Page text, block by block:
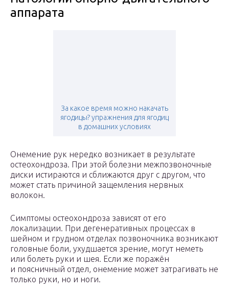
аппарата
За какое время можно накачать
ягодицы? упражнения для ягодиц
в домашних условиях
Онемение рук нередко возникает в результате
остеохондроза. При этой болезни межпозвоночные
диски истираются и сближаются друг с другом, что
может стать причиной защемления нервных
волокон.
Симптомы остеохондроза зависят от его
локализации. При дегенеративных процессах в
шейном и грудном отделах позвоночника возникают
головные боли, ухудшается зрение, могут неметь
или болеть руки и шея. Если же поражён
и поясничный отдел, онемение может затрагивать не
только руки, но и ноги.